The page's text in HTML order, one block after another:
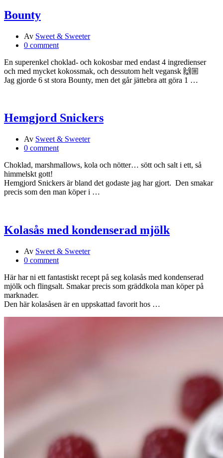
Bounty
Av Sweet & Sweeter
0 comment
En superenkel choklad- och kokosbar med endast 4 ingredienser
och med mycket kokossmak, och dessutom helt vegansk 🙌🏼
Jag gjorde 6 st stora Bounty, men det går jättebra att göra 1 …
Hemgjord Snickers
Av Sweet & Sweeter
0 comment
Choklad, marshmallows, kola och nötter… sött och salt i ett, så
himmelskt gott!
Hemgjord Snickers är bland det godaste jag har gjort. Den smakar
precis som den man köper i …
Kolasås med kondenserad mjölk
Av Sweet & Sweeter
0 comment
Här har ni ett fantastiskt recept på seg kolasås med kondenserad
mjölk och flingsalt. Smakar precis som gräddkola man köper på
marknader.
Den här kolasåsen är en uppskattad favorit hos …